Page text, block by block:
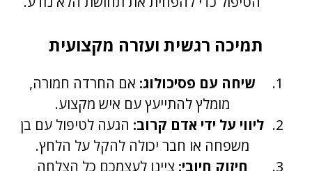
תמיכה רגשית ועזרה מקצועית
שיחה עם פסיכולוג: אם החרדה חמורה,
מומלץ להתייעץ עם איש מקצוע.
ליווי על ידי אדם קרוב: הגעה לטיפול עם בן
משפחה או חבר יכולה להקל על הלחץ.
חיזוק חיובי: ציינו לעצמכם כל הצלחה